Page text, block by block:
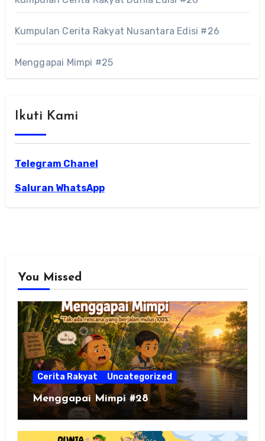
Kumpulan Cerita Rakyat Nusantara Edisi #26
Menggapai Mimpi #25
Ikuti Kami
Telegram Chanel
Saluran WhatsApp
You Missed
Cerita Rakyat Uncategorized
Menggapai Mimpi #28